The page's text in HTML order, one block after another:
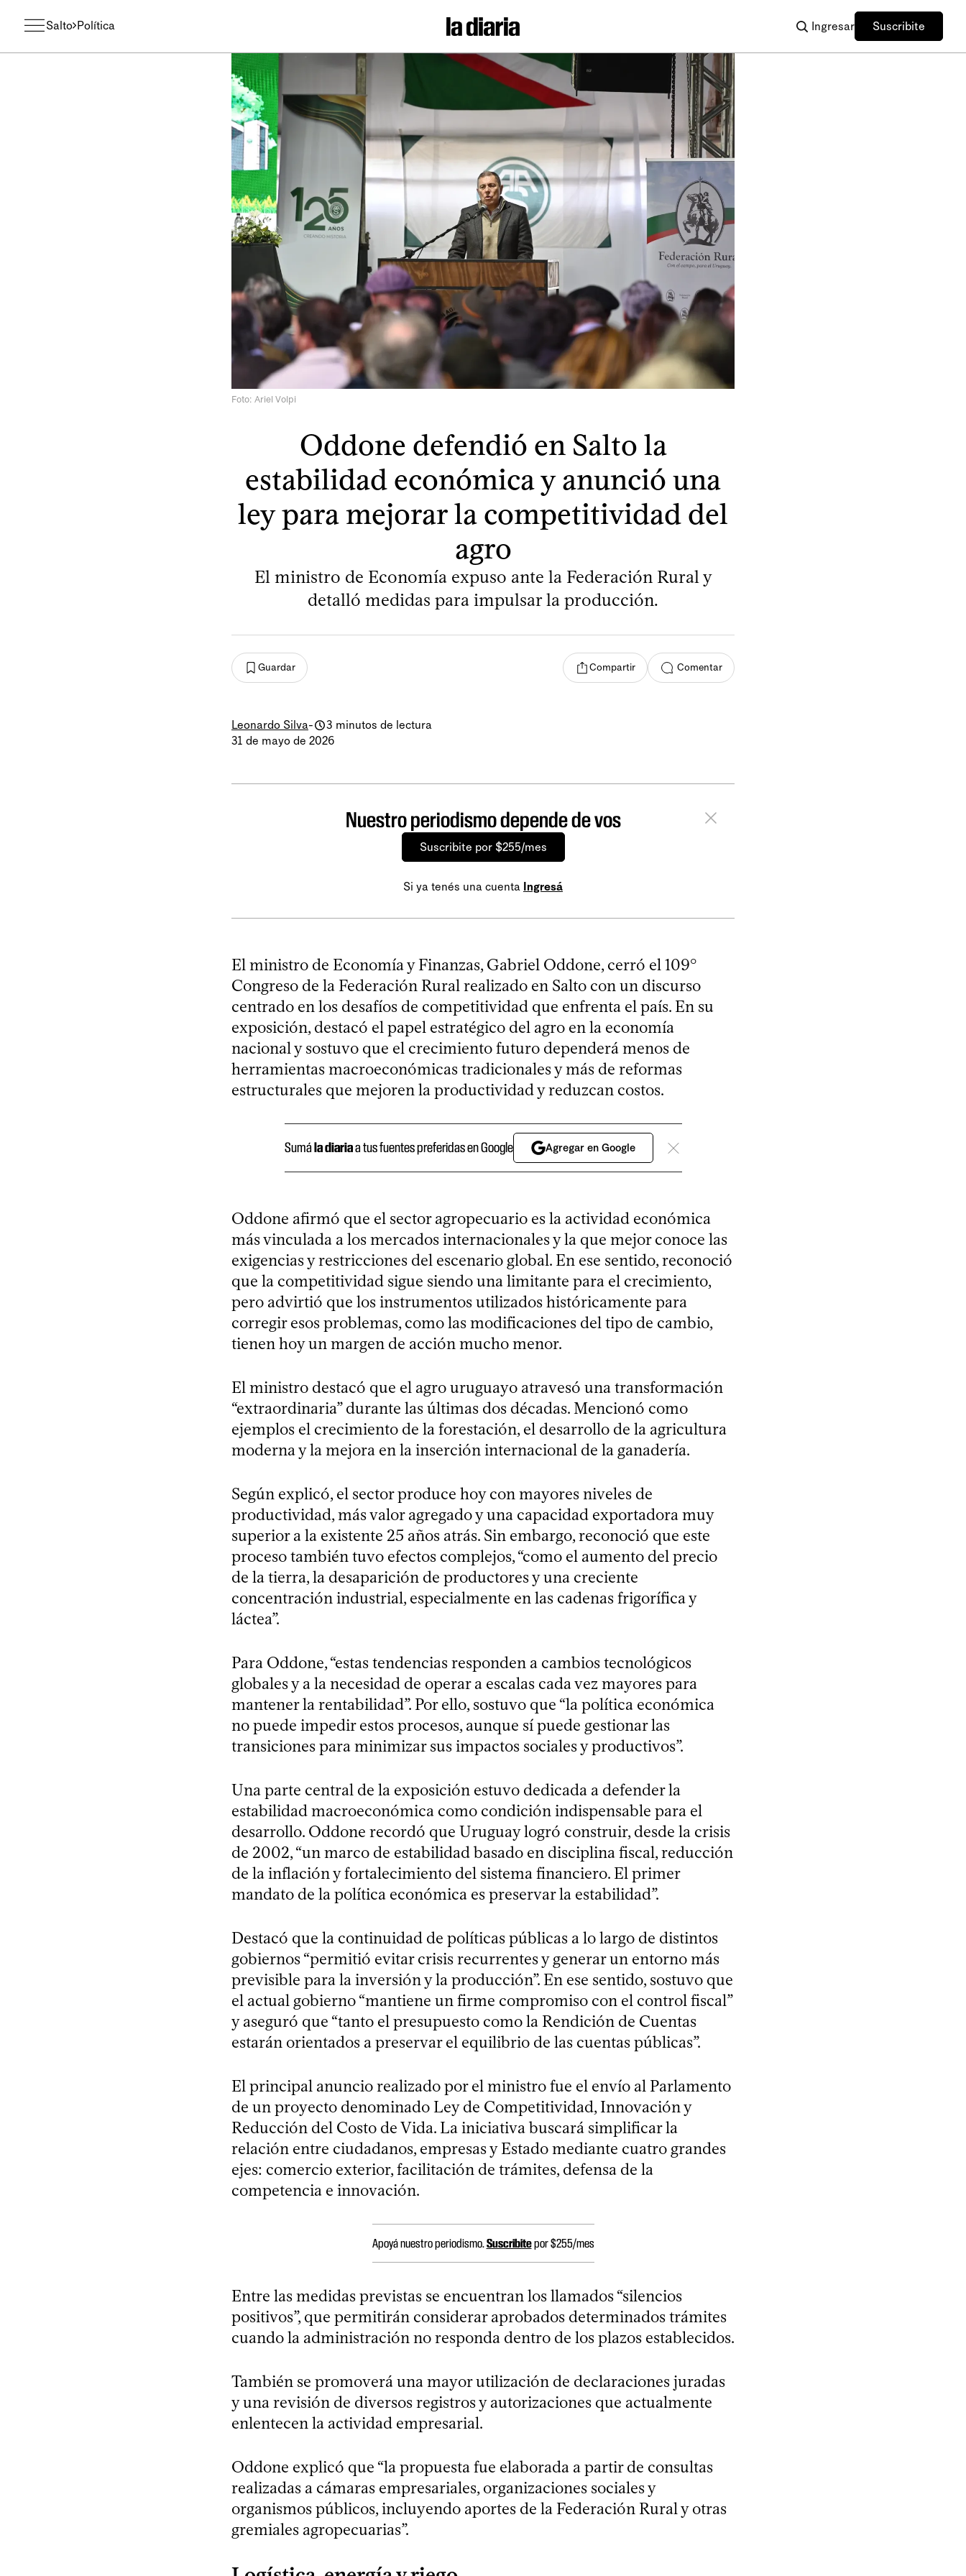
Salto Política Ingresar Suscribite
Foto: Ariel Volpi
Oddone defendió en Salto la
estabilidad económica y anunció una
ley para mejorar la competitividad del
agro
El ministro de Economía expuso ante la Federación Rural y
detalló medidas para impulsar la producción.
Guardar Compartir Comentar
Leonardo Silva-
3 minutos de lectura
31 de mayo de 2026
Nuestro periodismo depende de vos
Suscribite por $255/mes
Si ya tenés una cuenta Ingresá
El ministro de Economía y Finanzas, Gabriel Oddone, cerró el 109°
Congreso de la Federación Rural realizado en Salto con un discurso
centrado en los desafíos de competitividad que enfrenta el país. En su
exposición, destacó el papel estratégico del agro en la economía
nacional y sostuvo que el crecimiento futuro dependerá menos de
herramientas macroeconómicas tradicionales y más de reformas
estructurales que mejoren la productividad y reduzcan costos.
Sumála diariaa tus fuentes preferidas en Google Agregar en Google
Oddone afirmó que el sector agropecuario es la actividad económica
más vinculada a los mercados internacionales y la que mejor conoce las
exigencias y restricciones del escenario global. En ese sentido, reconoció
que la competitividad sigue siendo una limitante para el crecimiento,
pero advirtió que los instrumentos utilizados históricamente para
corregir esos problemas, como las modificaciones del tipo de cambio,
tienen hoy un margen de acción mucho menor.
El ministro destacó que el agro uruguayo atravesó una transformación
“extraordinaria” durante las últimas dos décadas. Mencionó como
ejemplos el crecimiento de la forestación, el desarrollo de la agricultura
moderna y la mejora en la inserción internacional de la ganadería.
Según explicó, el sector produce hoy con mayores niveles de
productividad, más valor agregado y una capacidad exportadora muy
superior a la existente 25 años atrás. Sin embargo, reconoció que este
proceso también tuvo efectos complejos, “como el aumento del precio
de la tierra, la desaparición de productores y una creciente
concentración industrial, especialmente en las cadenas frigorífica y
láctea”.
Para Oddone, “estas tendencias responden a cambios tecnológicos
globales y a la necesidad de operar a escalas cada vez mayores para
mantener la rentabilidad”. Por ello, sostuvo que “la política económica
no puede impedir estos procesos, aunque sí puede gestionar las
transiciones para minimizar sus impactos sociales y productivos”.
Una parte central de la exposición estuvo dedicada a defender la
estabilidad macroeconómica como condición indispensable para el
desarrollo. Oddone recordó que Uruguay logró construir, desde la crisis
de 2002, “un marco de estabilidad basado en disciplina fiscal, reducción
de la inflación y fortalecimiento del sistema financiero. El primer
mandato de la política económica es preservar la estabilidad”.
Destacó que la continuidad de políticas públicas a lo largo de distintos
gobiernos “permitió evitar crisis recurrentes y generar un entorno más
previsible para la inversión y la producción”. En ese sentido, sostuvo que
el actual gobierno “mantiene un firme compromiso con el control fiscal”
y aseguró que “tanto el presupuesto como la Rendición de Cuentas
estarán orientados a preservar el equilibrio de las cuentas públicas”.
El principal anuncio realizado por el ministro fue el envío al Parlamento
de un proyecto denominado Ley de Competitividad, Innovación y
Reducción del Costo de Vida. La iniciativa buscará simplificar la
relación entre ciudadanos, empresas y Estado mediante cuatro grandes
ejes: comercio exterior, facilitación de trámites, defensa de la
competencia e innovación.
Apoyá nuestro periodismo.Suscribitepor $255/mes
Entre las medidas previstas se encuentran los llamados “silencios
positivos”, que permitirán considerar aprobados determinados trámites
cuando la administración no responda dentro de los plazos establecidos.
También se promoverá una mayor utilización de declaraciones juradas
y una revisión de diversos registros y autorizaciones que actualmente
enlentecen la actividad empresarial.
Oddone explicó que “la propuesta fue elaborada a partir de consultas
realizadas a cámaras empresariales, organizaciones sociales y
organismos públicos, incluyendo aportes de la Federación Rural y otras
gremiales agropecuarias”.